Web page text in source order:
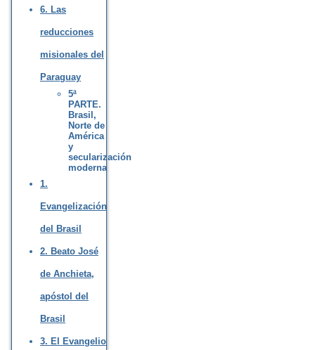
6. Las
reducciones
misionales del
Paraguay
5ª
PARTE.
Brasil,
Norte de
América
y
secularización
moderna
1.
Evangelización
del Brasil
2. Beato José
de Anchieta,
apóstol del
Brasil
3. El Evangelio